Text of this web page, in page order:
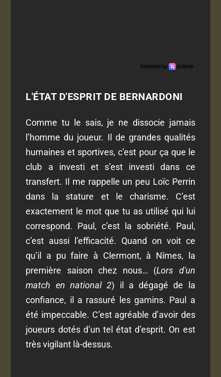
L'ÉTAT D'ESPRIT DE BERNARDONI
Comme tu le sais, je ne dissocie jamais
l’homme du joueur. Il de grandes qualités
humaines et sportives, c’est pour ça que le
club a investi et s’est investi dans ce
transfert. Il me rappelle un peu Loïc Perrin
dans la stature et le charisme. C’est
exactement le mot que tu as utilisé qui lui
correspond. Paul, c’est la sobriété. Paul,
c’est aussi l’efficacité. Quand on voit ce
qu’il a pu faire à Clermont, à Nîmes, la
première saison chez nous… (Lors d'un
match en national 2) il a dégagé de la
confiance, il a rassuré les gamins. Paul a
été impeccable. C’est agréable d’avoir des
joueurs dotés d’un tel état d’esprit. On est
très vigilant là-dessus.